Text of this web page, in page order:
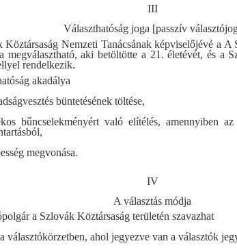
III
Választhatóság joga [passzív
Köztársaság Nemzeti Tanácsának képviselőjévé a A
megválasztható, aki betöltötte a 21. életévét, és a
rendelkezik.
akadálya
büntetésének töltése,
bűncselekményért való elítélés, amennyiben
megvonása.
IV
A választás módja
a Szlovák Köztársaság területén szavazhat
választókörzetben, ahol jegyezve van a választók